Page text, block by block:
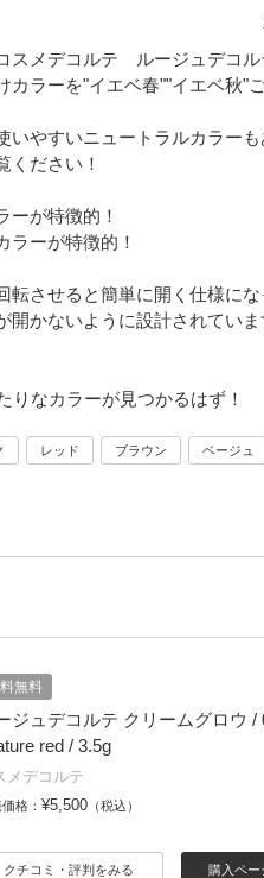
スメデコルテ ルージュデコ
カラーを"イエベ春""イエベ秋"
いやすいニュートラルカラー
ください！
ーが特徴的！
ラーが特徴的！
転させると簡単に開く仕様にな
開かないように設計されていま
りなカラーが見つかるはず！
レッド ブラウン ベージュ
無料
ジュデコルテ クリームグロウ /
red / 3.5g
メデコルテ
格： ¥5,500 （税込）
購入ペー
クチコミ・評判をみる